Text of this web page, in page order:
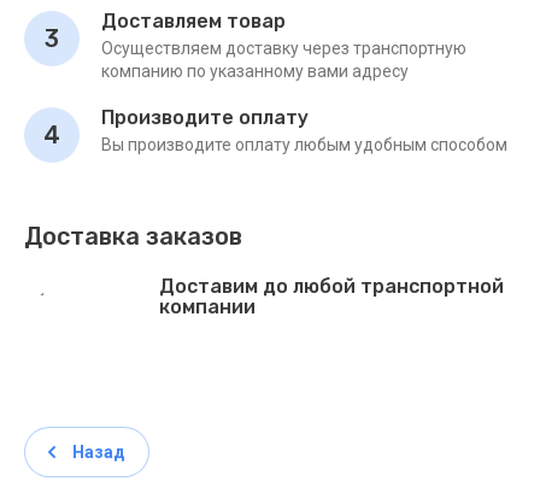
3
Доставляем товар
Осуществляем доставку через транспортную
компанию по указанному вами адресу
4
Производите оплату
Вы производите оплату любым удобным способом
Доставка заказов
Доставим до любой транспортной
компании
Назад